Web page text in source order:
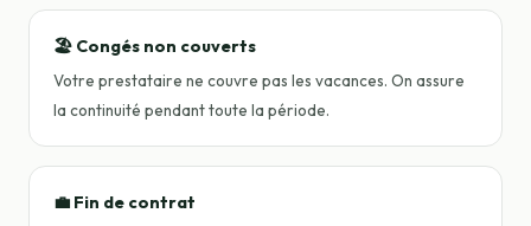
🏖️ Congés non couverts
Votre prestataire ne couvre pas les vacances. On assure
la continuité pendant toute la période.
💼 Fin de contrat